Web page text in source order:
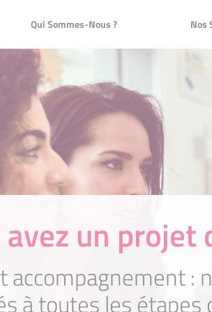
Qui Sommes-Nous ?
Créer avec Initiative Chablais
L'association
Nos
Financement : le prêt d'honneur
Initiative
L'accompagnement individualisé
Innovation et start-up
Les démarches
Nos Services
Initiative
avez un projet
accompagnement :
à toutes les